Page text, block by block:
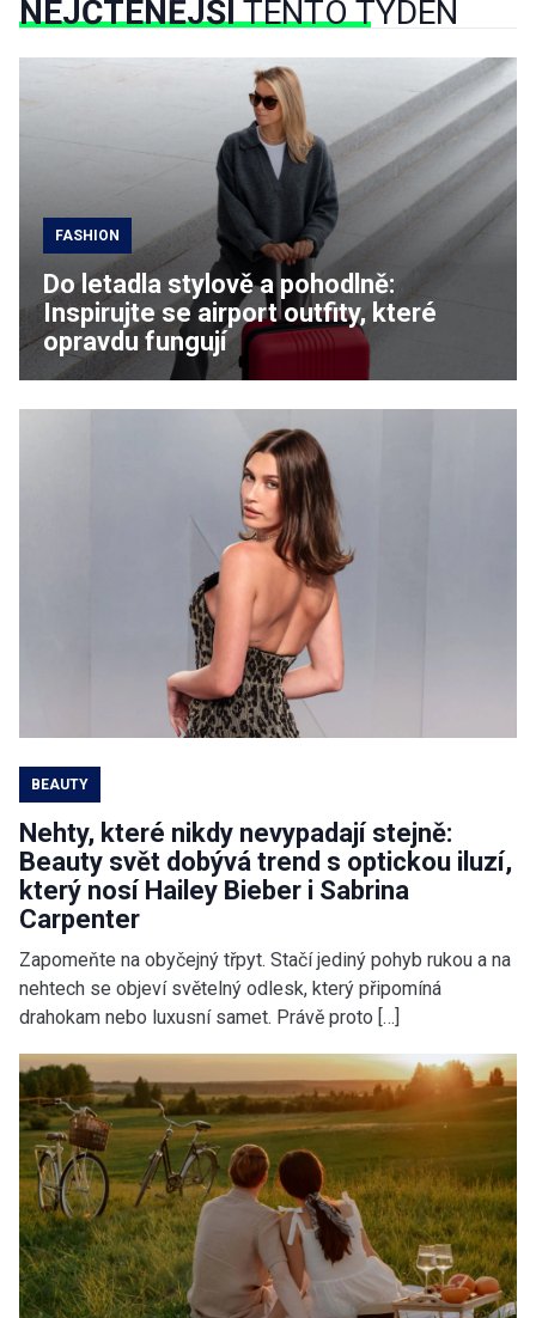
NEJČTENĚJŠÍTENTO TÝDEN
FASHION
Do letadla stylově a pohodlně:
Inspirujte se airport outfity, které
opravdu fungují
BEAUTY
Nehty, které nikdy nevypadají stejně:
Beauty svět dobývá trend s optickou iluzí,
který nosí Hailey Bieber i Sabrina
Carpenter
Zapomeňte na obyčejný třpyt. Stačí jediný pohyb rukou a na
nehtech se objeví světelný odlesk, který připomíná
drahokam nebo luxusní samet. Právě proto […]